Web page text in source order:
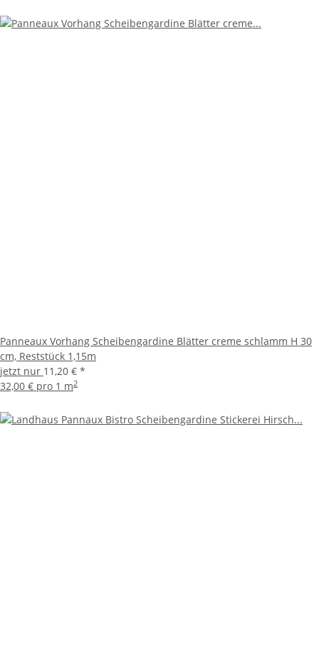
Panneaux Vorhang Scheibengardine Blätter creme schlamm H 30
cm, Reststück 1,15m
jetzt nur 11,20 € *
32,00 € pro 1 m2